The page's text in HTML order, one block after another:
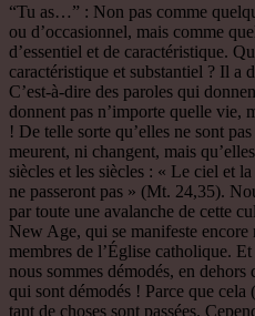
“Tu as…” : Non pas comme
ou d’occasionnel, mais comme
d’essentiel et de caractéristique.
caractéristique et substantiel ? Il a
C’est-à-dire des paroles qui
donnent pas n’importe quelle vie,
! De telle sorte qu’elles ne sont
meurent, ni changent, mais
siècles et les siècles : « Le ciel et
ne passeront pas » (Mt. 24,35).
par toute une avalanche de cette
New Age, qui se manifeste encore
membres de l’Église catholique.
nous sommes démodés, en
qui sont démodés ! Parce que cela
tant de choses sont passées.